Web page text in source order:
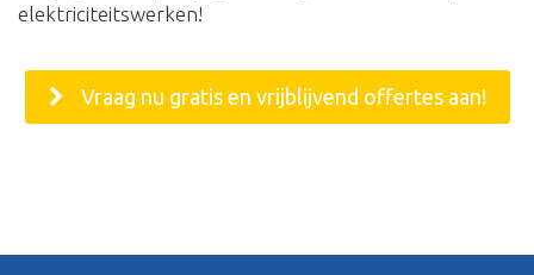
elektriciteitswerken!
Vraag nu gratis en vrijblijvend offertes aan!